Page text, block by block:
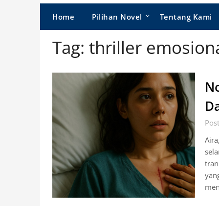
Home Pilihan Novel Tentang Kami
Tag: thriller